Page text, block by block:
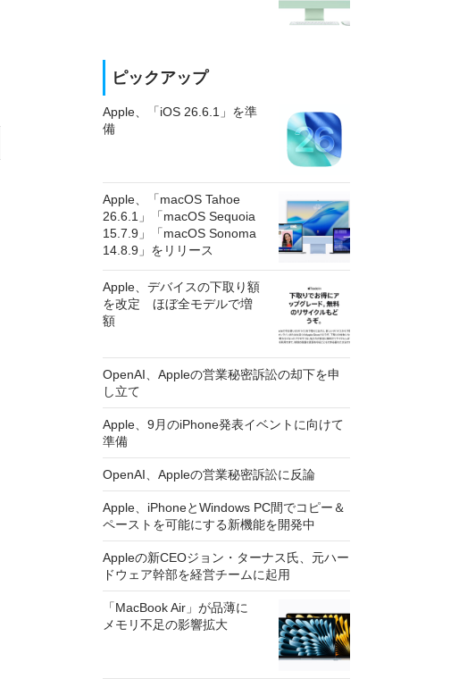
ピックアップ
Apple、「iOS 26.6.1」を準
備
Apple、「macOS Tahoe
26.6.1」「macOS Sequoia
15.7.9」「macOS Sonoma
14.8.9」をリリース
Apple、デバイスの下取り額
を改定 ほぼ全モデルで増
額
OpenAI、Appleの営業秘密訴訟の却下を申
し立て
Apple、9月のiPhone発表イベントに向けて
準備
OpenAI、Appleの営業秘密訴訟に反論
Apple、iPhoneとWindows PC間でコピー＆
ペーストを可能にする新機能を開発中
Appleの新CEOジョン・ターナス氏、元ハー
ドウェア幹部を経営チームに起用
「MacBook Air」が品薄に
メモリ不足の影響拡大